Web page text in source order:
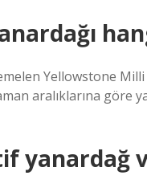
Yellowstone Milli
aralıklarına göre
yanardağ